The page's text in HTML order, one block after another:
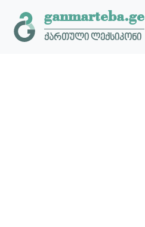
ganmarteba.ge
ქართული ლექსიკონი